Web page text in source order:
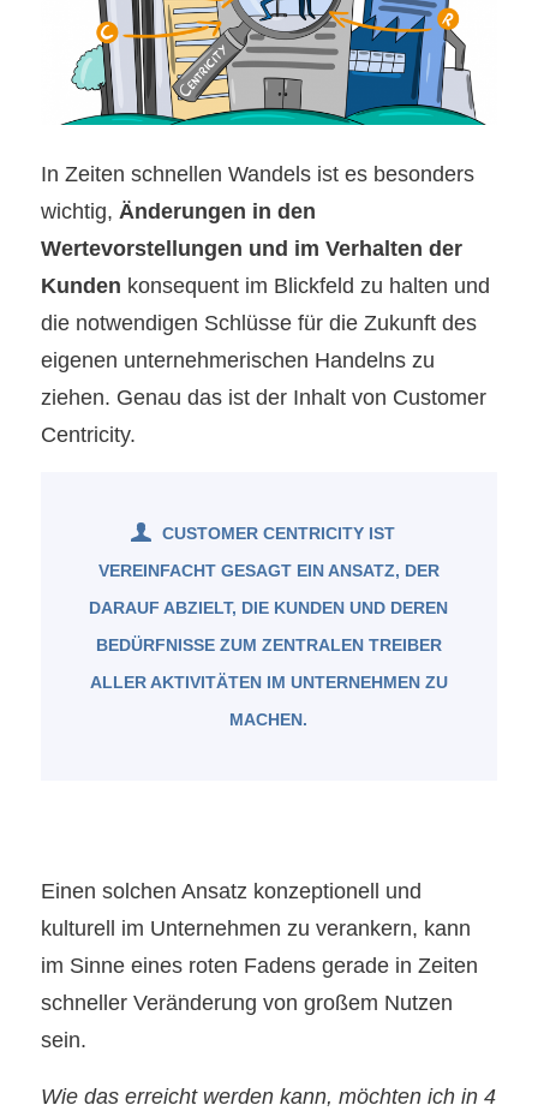
In Zeiten schnellen Wandels ist es besonders
wichtig, Änderungen in den
Wertevorstellungen und im Verhalten der
Kunden konsequent im Blickfeld zu halten und
die notwendigen Schlüsse für die Zukunft des
eigenen unternehmerischen Handelns zu
ziehen. Genau das ist der Inhalt von Customer
Centricity.
CUSTOMER CENTRICITY IST
VEREINFACHT GESAGT EIN ANSATZ, DER
DARAUF ABZIELT, DIE KUNDEN UND DEREN
BEDÜRFNISSE ZUM ZENTRALEN TREIBER
ALLER AKTIVITÄTEN IM UNTERNEHMEN ZU
MACHEN.
Einen solchen Ansatz konzeptionell und
kulturell im Unternehmen zu verankern, kann
im Sinne eines roten Fadens gerade in Zeiten
schneller Veränderung von großem Nutzen
sein.
Wie das erreicht werden kann, möchten ich in 4